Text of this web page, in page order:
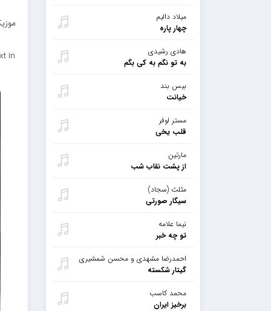
میلاد دالیم
چهار پاره
هادی رشیدی
به تو نگم به کی بگم
بیس بند
خیانت
مستر لوفر
قلب یخی
مارتین
از پشت نقاب شب
مثلث (سجاد)
سیگار صورتی
نیما علامه
تو چه خبر
احمدرضا مشهدی و محسن شمشیری
گیتار شکسته
محمد کاسب
برخیز ایران
In